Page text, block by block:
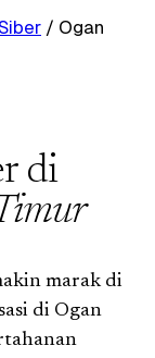
/ Ogan
di
marak di
di Ogan